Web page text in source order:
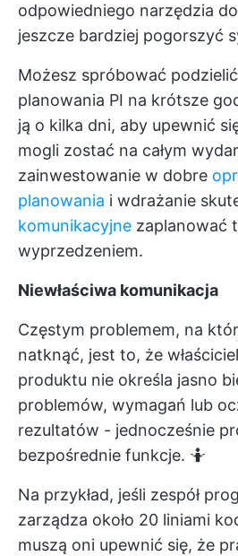
odpowiedniego narzędzia
jeszcze bardziej pogorszyć
Możesz spróbować
planowania PI na krótsze
ją o kilka dni, aby upewnić
mogli zostać na całym
zainwestowanie w dobre
planowania i wdrażanie
komunikacyjne zaplanować
wyprzedzeniem.
Niewłaściwa komunikacja
Częstym problemem, na
natknąć, jest to, że
produktu nie określa jasno
problemów, wymagań lub
rezultatów - jednocześnie
bezpośrednie funkcje. 🤷
Na przykład, jeśli zespół
zarządza około 20 liniami
muszą oni upewnić się, że